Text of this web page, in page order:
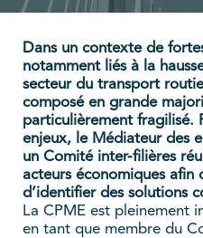
Dans un contexte de
notamment liés à la
secteur du transport
composé en grande
particulièrement fragilisé.
enjeux, le Médiateur des
un Comité inter-filières
acteurs économiques afin
d’identifier des solutions
La CPME est pleinement
en tant que membre du